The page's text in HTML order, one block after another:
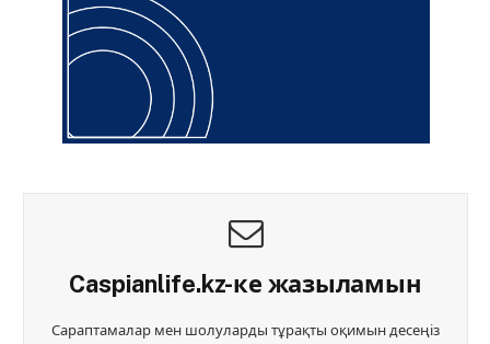
Caspianlife.kz-ке жазыламын
Сараптамалар мен шолуларды тұрақты оқимын десеңіз